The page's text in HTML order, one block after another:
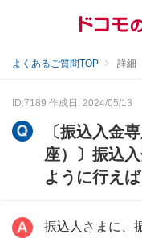
よくあるご質問TOP 詳細
ID:7189 作成日: 2024/05/13
〔振込入金
座）〕振込
ように行えば
振込人さまに、